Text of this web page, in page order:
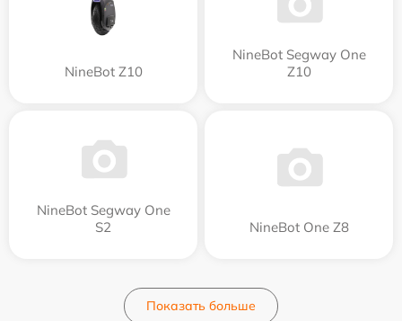
NineBot Z10
NineBot Segway One
Z10
NineBot Segway One
S2
NineBot One Z8
Показать больше